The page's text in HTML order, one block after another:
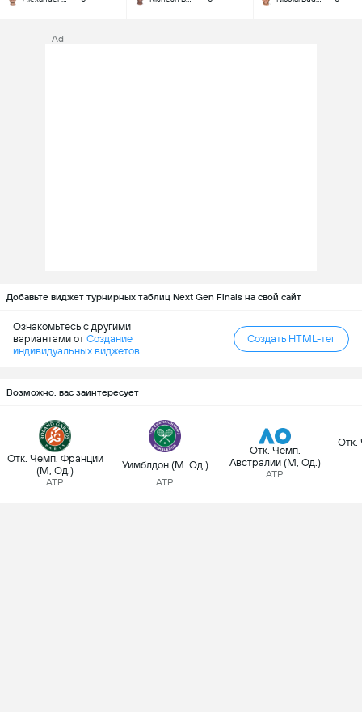
Ad
Добавьте виджет турнирных таблиц Next Gen Finals на свой сайт
Ознакомьтесь с другими
вариантами от Создание
индивидуальных виджетов
Создать HTML-тег
Возможно, вас заинтересует
Отк. Чемп. Франции
(М, Од.)
ATP
Уимблдон (М. Од.)
ATP
Отк. Чемп.
Австралии (М, Од.)
ATP